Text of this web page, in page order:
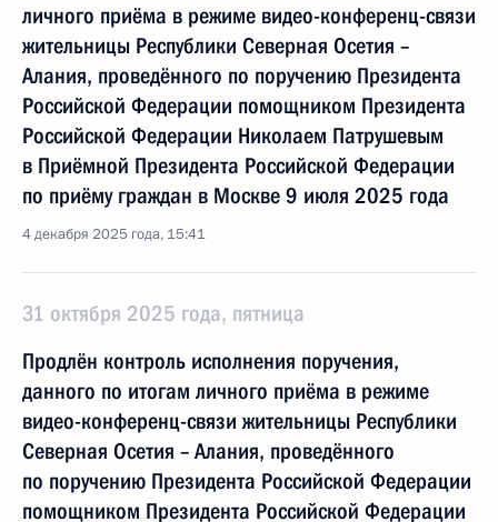
личного приёма в режиме видео-конференц-связи
жительницы Республики Северная Осетия –
Алания, проведённого по поручению Президента
Российской Федерации помощником Президента
Российской Федерации Николаем Патрушевым
в Приёмной Президента Российской Федерации
по приёму граждан в Москве 9 июля 2025 года
4 декабря 2025 года, 15:41
31 октября 2025 года, пятница
Продлён контроль исполнения поручения,
данного по итогам личного приёма в режиме
видео-конференц-связи жительницы Республики
Северная Осетия – Алания, проведённого
по поручению Президента Российской Федерации
помощником Президента Российской Федерации